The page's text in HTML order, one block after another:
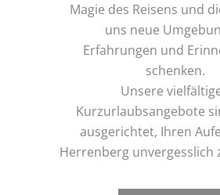
Magie des Reisens und
uns neue
Erfahrungen und
schenken.
Unsere
Kurzurlaubsangebote
ausgerichtet, Ihren
Herrenberg unvergesslich